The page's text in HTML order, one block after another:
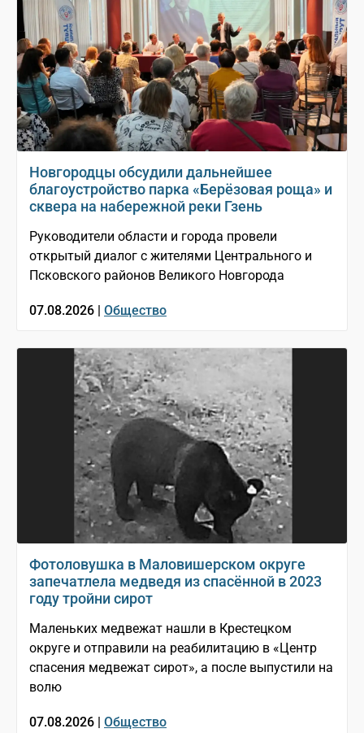
Новгородцы обсудили дальнейшее
благоустройство парка «Берёзовая роща» и
сквера на набережной реки Гзень
Руководители области и города провели
открытый диалог с жителями Центрального и
Псковского районов Великого Новгорода
07.08.2026 | Общество
Фотоловушка в Маловишерском округе
запечатлела медведя из спасённой в 2023
году тройни сирот
Маленьких медвежат нашли в Крестецком
округе и отправили на реабилитацию в «Центр
спасения медвежат сирот», а после выпустили на
волю
07.08.2026 | Общество